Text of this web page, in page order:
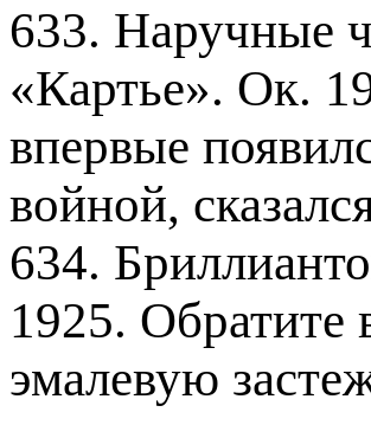
633. Наручные
«Картье». Ок.
впервые
войной,
634.
1925. Обратите
эмалевую